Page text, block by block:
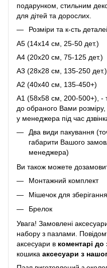
подарунком, стильним
для дітей та дорослих.
Розміри та к-сть
A5 (14х14 см, 25-50 дет.)
A4 (20x20 см, 75-125 дет.)
A3 (28х28 см, 135-250 дет.)
A2 (40х40 см, 135-450+)
A1 (58х58 см, 200-500+), -
до обраного Вами розміру,
у менеджера під час
Два види пакування
габарити Вашого
менеджера)
Ви також можете
Монтажний комплект
Мішечок для зберігання
Брелок
Увага! Замовлені
набору з пазлами.
аксесуари в коментарі
кошика аксесуари з